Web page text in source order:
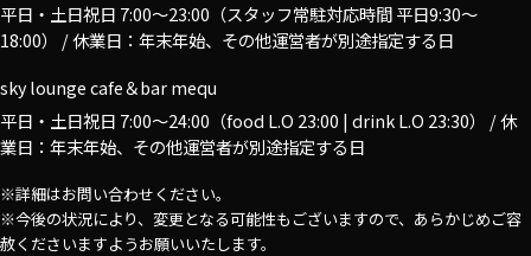
平日・土日祝日 7:00〜23:00（スタッフ常駐対応時間 平日9:30～
18:00） / 休業日：年末年始、その他運営者が別途指定する日
sky lounge cafe＆bar mequ
平日・土日祝日 7:00〜24:00（food L.O 23:00 | drink L.O 23:30） / 休
業日：年末年始、その他運営者が別途指定する日
※詳細はお問い合わせください。
※今後の状況により、変更となる可能性もございますので、あらかじめご容
赦くださいますようお願いいたします。